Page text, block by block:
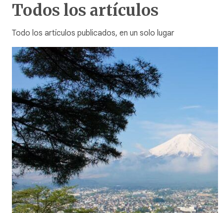
Todos los artículos
Todo los artículos publicados, en un solo lugar